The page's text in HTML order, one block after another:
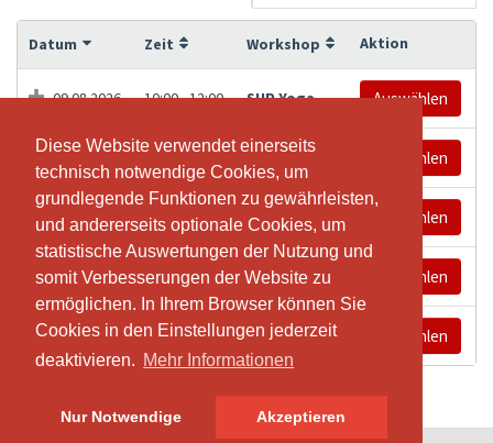
Diese Website verwendet einerseits
technisch notwendige Cookies, um
grundlegende Funktionen zu gewährleisten,
und andererseits optionale Cookies, um
statistische Auswertungen der Nutzung und
somit Verbesserungen der Website zu
ermöglichen. In Ihrem Browser können Sie
Cookies in den Einstellungen jederzeit
deaktivieren. Mehr Informationen
Nur Notwendige Akzeptieren
Diese Website verwendet einerseits
technisch notwendige Cookies, um
grundlegende Funktionen zu gewährleisten,
und andererseits optionale Cookies, um
statistische Auswertungen der Nutzung und
somit Verbesserungen der Website zu
ermöglichen. In Ihrem Browser können Sie
Cookies in den Einstellungen jederzeit
deaktivieren. Mehr Informationen
Nur Notwendige Akzeptieren
Datum Zeit Workshop Aktion
09.08.2026 10:00 - 12:00 SUP Yoga Auswählen
14.08.2026 18:00 - 20:00 SUP Yoga Auswählen
15.08.2026 10:00 - 12:00 SUP Yoga Auswählen
22.08.2026 10:00 - 12:00 SUP Yoga Auswählen
28.08.2026 18:00 - 20:00 SUP YOga Auswählen